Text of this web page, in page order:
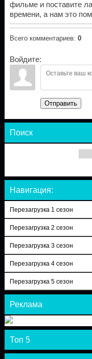
фильме и поставите
времени, а нам это
Всего комментариев: 0
Войдите:
Отправить
Поиск
Навигация:
Перезагрузка 1 сезон
Перезагрузка 2 сезон
Перезагрузка 3 сезон
Перезагрузка 4 сезон
Перезагрузка 5 сезон
Реклама
Топ 5